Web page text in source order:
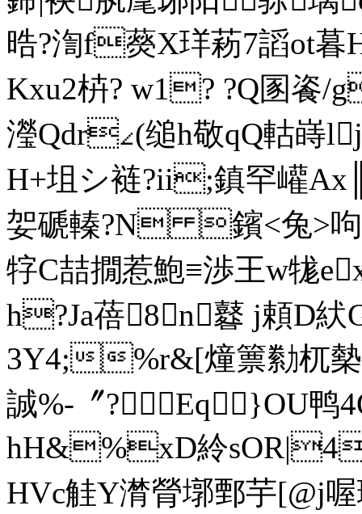
晧?渹f藀X珜菞7謟ot
Kxu2枿? w1? ?Q圂餈
瀅Qdr∠(缒h敬qQ軲嵵
H+坥シ裢?ii;鎮罕巏Ax╟
妿磃轃?N 鑌<兔>呴
牸C喆撊惹鮑≡渉 王w牻
h?Ja蓓8㈧n鼛 j頼D
3Y4;%r&[燑篻勬杌槷
誠%-〞?Eq}OU
hH&%xD紷
HVc觟Y潸膋墎鄄芋[@j